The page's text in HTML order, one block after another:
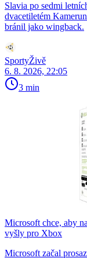
Slavia po sedmi
dvacetiletém
bránil jako wingback.
SportyŽivě
6. 8. 2026, 22:05
3 min
Microsoft chce, aby
vyšly pro Xbox
Microsoft začal